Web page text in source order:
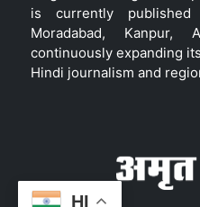
HI
is currently published
Moradabad, Kanpur,
continuously expanding
Hindi journalism and